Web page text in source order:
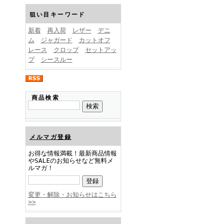
FINEBOYS2024年12月号
FINEBOYS2024年11月号
狙い目キーワード
新着 再入荷 レザー
デニ
ム
ジャガード
カットオフ
レース
クロップ
セットアッ
プ
シースルー
商品検索
メルマガ登録
お得な情報満載！最新商品情報
やSALEのお知らせなど無料メ
ルマガ！
変更・解除・お知らせはこちら
>>